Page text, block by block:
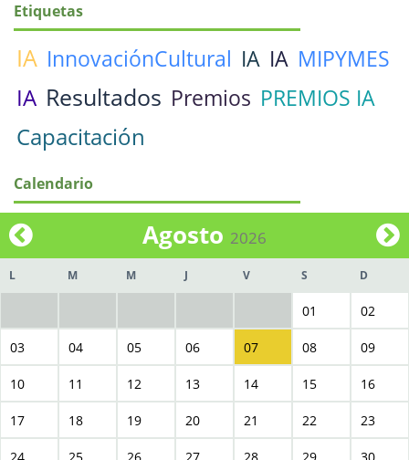
Etiquetas
IA InnovaciónCultural IA IA MIPYMES
IA Resultados Premios PREMIOS IA
Capacitación
Calendario
Agosto 2026
L M M J V S D
01 02
03 04 05 06 07 08 09
10 11 12 13 14 15 16
17 18 19 20 21 22 23